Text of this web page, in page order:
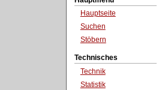
Hauptseite
Suchen
Stöbern
Technisches
Technik
Statistik